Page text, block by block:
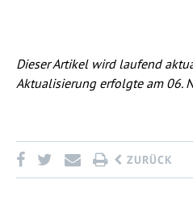
Dieser Artikel wird laufend
Aktualisierung erfolgte am 06.
ZURÜCK